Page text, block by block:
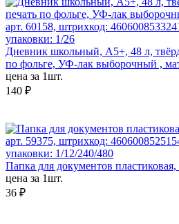
арт. 60158, штрихкод:
упаковки: 1/26
Дневник школьный, А5+, 48 л,
по фольге, УФ-лак выборочный ,
цена за 1шт.
140 ₽
арт. 59375, штрихкод:
упаковки: 1/12/240/480
Папка для документов
цена за 1шт.
36 ₽